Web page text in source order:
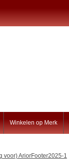
Winkelen op Merk